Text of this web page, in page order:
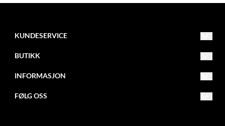
KUNDESERVICE
post@glassmagasinet.com
6700 Måløy
BUTIKK
INFORMASJON
FØLG OSS